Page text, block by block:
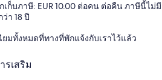
เก็บภาษี: EUR 10.00 ต่อคน ต่อคืน ภาษีนี้ไม่มี
า 18 ปี
ยมทั้งหมดที่ทางที่พักแจ้งกับเราไว้แล้ว
รเสริม